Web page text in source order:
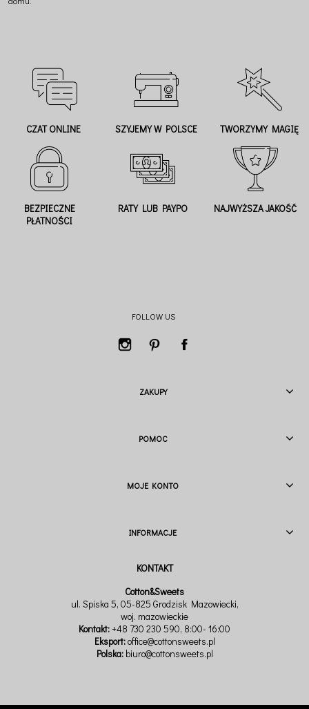
CZAT ONLINE SZYJEMY W POLSCE TWORZYMY MAGIĘ
BEZPIECZNE
PŁATNOŚCI
RATY LUB PAYPO NAJWYŻSZA JAKOŚĆ
FOLLOW US
ZAKUPY
POMOC
MOJE KONTO
INFORMACJE
Cotton&Sweets
ul. Spiska 5, 05-825 Grodzisk Mazowiecki,
woj. mazowieckie
Kontakt:+48 730 230 590, 8:00- 16:00
Eksport:office@cottonsweets.pl
Polska: biuro@cottonsweets.pl